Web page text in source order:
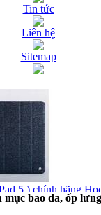
Tin tức
Liên hệ
Sitemap
5 ) chính hãng
mục bao da, ốp lưng